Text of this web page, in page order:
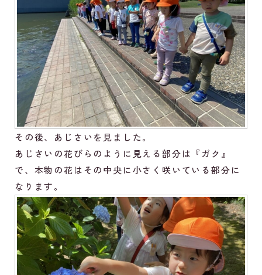
その後、あじさいを見ました。
あじさいの花びらのように見える部分は『ガク』
で、本物の花はその中央に小さく咲いている部分に
なります。